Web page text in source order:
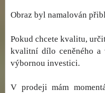
Obraz byl namalován
Pokud chcete kvalitu,
kvalitní dílo ceněného a
výbornou investici.
V prodeji mám